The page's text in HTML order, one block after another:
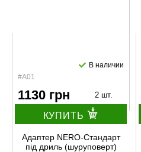
#А01
В наличии
1130 грн 2 шт.
КУПИТЬ
Адаптер NERO-Стандарт
під дриль (шуруповерт)